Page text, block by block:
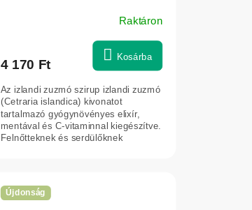
Raktáron
4 170 Ft Kosárba
Az izlandi zuzmó szirup izlandi zuzmó
(Cetraria islandica) kivonatot
tartalmazó gyógynövényes elixír,
mentával és C-vitaminnal kiegészítve.
Felnőtteknek és serdülőknek
Újdonság